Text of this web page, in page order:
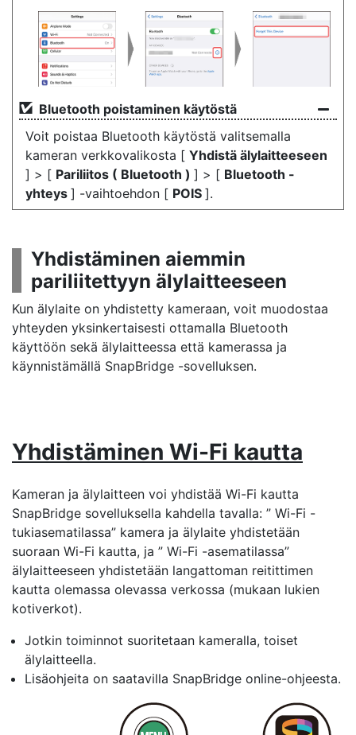
Bluetooth poistaminen käytöstä
Voit poistaa Bluetooth käytöstä valitsemalla
kameran verkkovalikosta [ Yhdistä älylaitteeseen
] > [ Pariliitos ( Bluetooth ) ] > [ Bluetooth -
yhteys ] -vaihtoehdon [ POIS ].
Yhdistäminen aiemmin
pariliitettyyn älylaitteeseen
Kun älylaite on yhdistetty kameraan, voit muodostaa
yhteyden yksinkertaisesti ottamalla Bluetooth
käyttöön sekä älylaitteessa että kamerassa ja
käynnistämällä SnapBridge -sovelluksen.
Yhdistäminen Wi-Fi kautta
Kameran ja älylaitteen voi yhdistää Wi-Fi kautta
SnapBridge sovelluksella kahdella tavalla: ” Wi-Fi -
tukiasematilassa” kamera ja älylaite yhdistetään
suoraan Wi-Fi kautta, ja ” Wi-Fi -asematilassa”
älylaitteeseen yhdistetään langattoman reitittimen
kautta olemassa olevassa verkossa (mukaan lukien
kotiverkot).
Jotkin toiminnot suoritetaan kameralla, toiset
älylaitteella.
Lisäohjeita on saatavilla SnapBridge online-ohjeesta.